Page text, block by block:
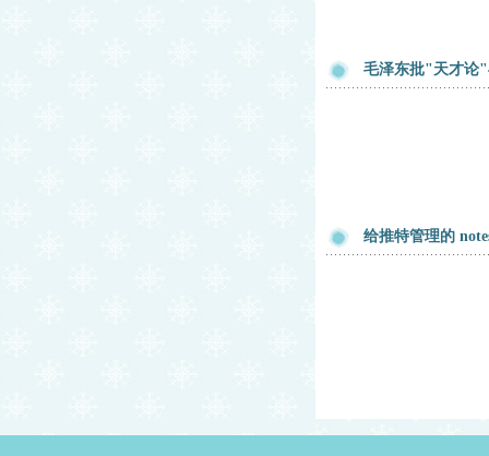
毛泽东批"天才论
给推特管理的